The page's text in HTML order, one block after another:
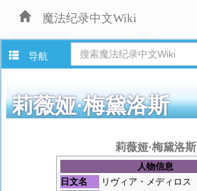
魔法纪录中文Wiki
导航
莉薇娅·梅黛洛斯
莉薇娅·梅黛洛斯
人物信息
日文名
リヴィア・メディロス